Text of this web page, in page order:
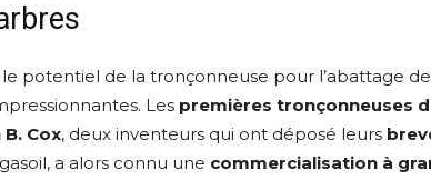
potentiel de la tronçonneuse pour l’abattage
Les premières tronçonneuses
Cox, deux inventeurs qui ont déposé leurs
a alors connu une commercialisation à